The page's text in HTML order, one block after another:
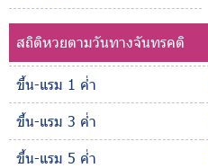
สถิติหวยตามวันทางจันทรคติ
ขึ้น-แรม 1 ค่ำ
ขึ้น-แรม 3 ค่ำ
ขึ้น-แรม 5 ค่ำ